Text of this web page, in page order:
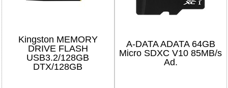
Kingston MEMORY
DRIVE FLASH
USB3.2/128GB
DTX/128GB
A-DATA ADATA 64GB
Micro SDXC V10 85MB/s
Ad.